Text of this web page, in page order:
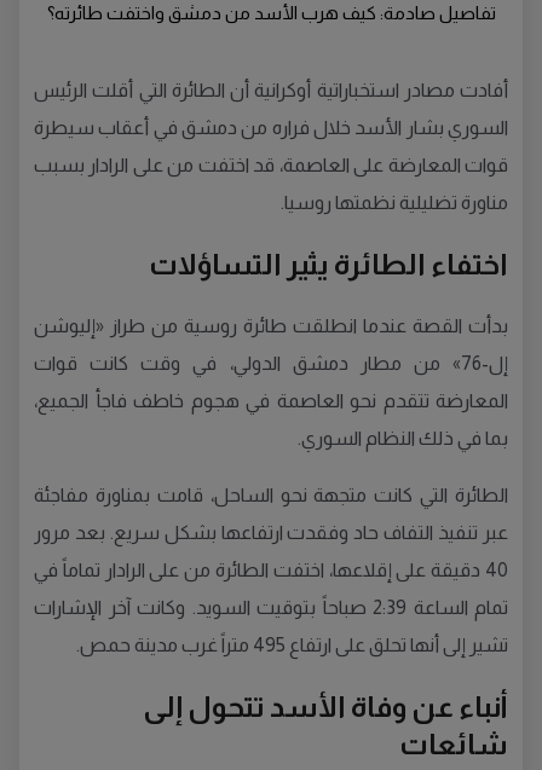
تفاصيل صادمة: كيف هرب الأسد من دمشق واختفت طائرته؟
أفادت مصادر استخباراتية أوكرانية أن الطائرة التي أقلت الرئيس
السوري بشار الأسد خلال فراره من دمشق في أعقاب سيطرة
قوات المعارضة على العاصمة، قد اختفت من على الرادار بسبب
مناورة تضليلية نظمتها روسيا.
اختفاء الطائرة يثير التساؤلات
بدأت القصة عندما انطلقت طائرة روسية من طراز «إليوشن
إل-76» من مطار دمشق الدولي، في وقت كانت قوات
المعارضة تتقدم نحو العاصمة في هجوم خاطف فاجأ الجميع،
بما في ذلك النظام السوري.
الطائرة التي كانت متجهة نحو الساحل، قامت بمناورة مفاجئة
عبر تنفيذ التفاف حاد وفقدت ارتفاعها بشكل سريع. بعد مرور
40 دقيقة على إقلاعها، اختفت الطائرة من على الرادار تماماً في
تمام الساعة 2:39 صباحاً بتوقيت السويد. وكانت آخر الإشارات
تشير إلى أنها تحلق على ارتفاع 495 متراً غرب مدينة حمص.
أنباء عن وفاة الأسد تتحول إلى
شائعات